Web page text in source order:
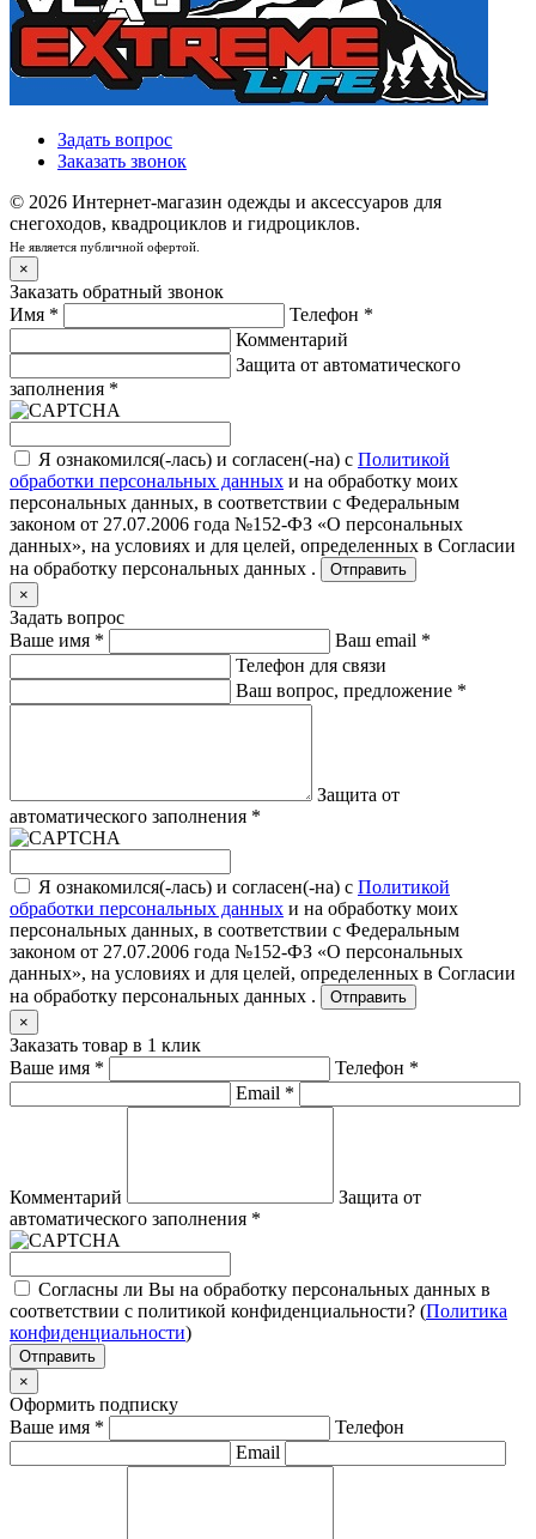
Задать вопрос
Заказать звонок
© 2026 Интернет-магазин одежды и аксессуаров для
снегоходов, квадроциклов и гидроциклов.
Не является публичной офертой.
×
Заказать обратный звонок
Имя * Телефон *
Комментарий
Защита от автоматического
заполнения *
Я ознакомился(-лась) и согласен(-на) с Политикой
обработки персональных данных и на обработку моих
персональных данных, в соответствии с Федеральным
законом от 27.07.2006 года №152-ФЗ «О персональных
данных», на условиях и для целей, определенных в Согласии
на обработку персональных данных .
Отправить
×
Задать вопрос
Ваше имя * Ваш email *
Телефон для связи
Ваш вопрос, предложение *
Защита от
автоматического заполнения *
Я ознакомился(-лась) и согласен(-на) с Политикой
обработки персональных данных и на обработку моих
персональных данных, в соответствии с Федеральным
законом от 27.07.2006 года №152-ФЗ «О персональных
данных», на условиях и для целей, определенных в Согласии
на обработку персональных данных .
Отправить
×
Заказать товар в 1 клик
Ваше имя * Телефон *
Email *
Комментарий
Защита от
автоматического заполнения *
Согласны ли Вы на обработку персональных данных в
соответствии с политикой конфиденциальности? (Политика
конфиденциальности)
Отправить
×
Оформить подписку
Ваше имя *
Телефон
Email